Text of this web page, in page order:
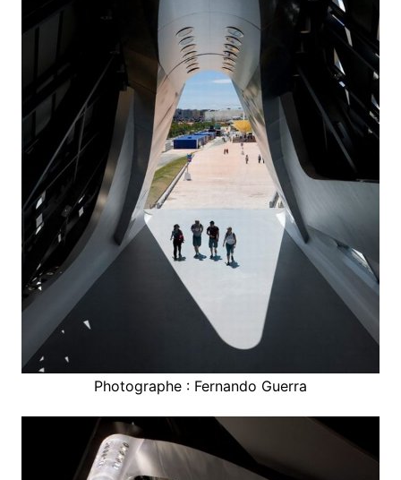
Photographe : Fernando Guerra